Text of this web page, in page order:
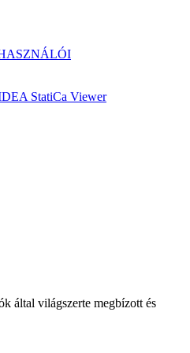
StatiCa Viewer
által világszerte megbízott és